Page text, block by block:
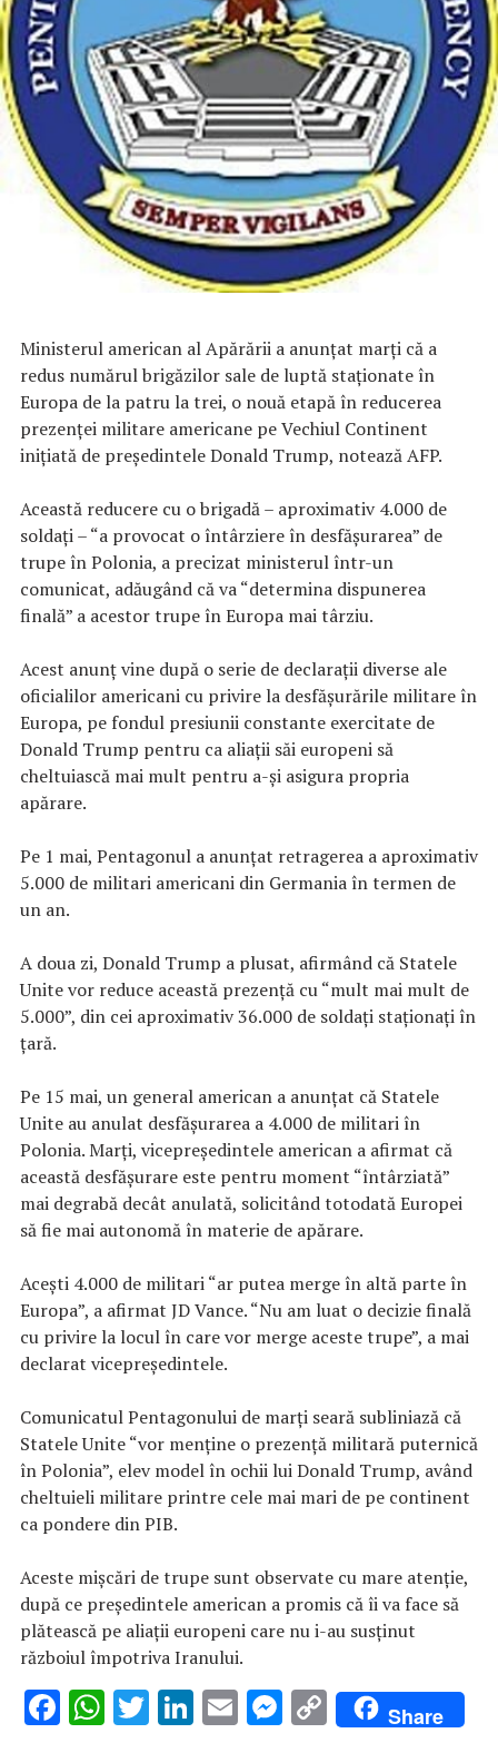
Ministerul american al Apărării a anunţat marţi că a
redus numărul brigăzilor sale de luptă staţionate în
Europa de la patru la trei, o nouă etapă în reducerea
prezenţei militare americane pe Vechiul Continent
iniţiată de preşedintele Donald Trump, notează AFP.
Această reducere cu o brigadă – aproximativ 4.000 de
soldaţi – “a provocat o întârziere în desfăşurarea” de
trupe în Polonia, a precizat ministerul într-un
comunicat, adăugând că va “determina dispunerea
finală” a acestor trupe în Europa mai târziu.
Acest anunţ vine după o serie de declaraţii diverse ale
oficialilor americani cu privire la desfăşurările militare în
Europa, pe fondul presiunii constante exercitate de
Donald Trump pentru ca aliaţii săi europeni să
cheltuiască mai mult pentru a-şi asigura propria
apărare.
Pe 1 mai, Pentagonul a anunţat retragerea a aproximativ
5.000 de militari americani din Germania în termen de
un an.
A doua zi, Donald Trump a plusat, afirmând că Statele
Unite vor reduce această prezenţă cu “mult mai mult de
5.000”, din cei aproximativ 36.000 de soldaţi staţionaţi în
ţară.
Pe 15 mai, un general american a anunţat că Statele
Unite au anulat desfăşurarea a 4.000 de militari în
Polonia. Marţi, vicepreşedintele american a afirmat că
această desfăşurare este pentru moment “întârziată”
mai degrabă decât anulată, solicitând totodată Europei
să fie mai autonomă în materie de apărare.
Aceşti 4.000 de militari “ar putea merge în altă parte în
Europa”, a afirmat JD Vance. “Nu am luat o decizie finală
cu privire la locul în care vor merge aceste trupe”, a mai
declarat vicepreşedintele.
Comunicatul Pentagonului de marţi seară subliniază că
Statele Unite “vor menţine o prezenţă militară puternică
în Polonia”, elev model în ochii lui Donald Trump, având
cheltuieli militare printre cele mai mari de pe continent
ca pondere din PIB.
Aceste mişcări de trupe sunt observate cu mare atenţie,
după ce preşedintele american a promis că îi va face să
plătească pe aliaţii europeni care nu i-au susţinut
războiul împotriva Iranului.
F W T Li E M C Share